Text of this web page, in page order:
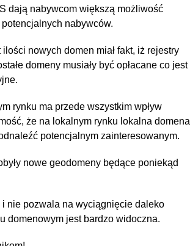
dają nabywcom większą możliwość
nabywców.
nowych domen miał fakt, iż rejestry
domeny musiały być opłacane co jest
rynku ma przede wszystkim wpływ
że na lokalnym rynku lokalna domena
potencjalnym zainteresowanym.
nowe geodomeny będące poniekąd
nie pozwala na wyciągnięcie daleko
domenowym jest bardzo widoczna.